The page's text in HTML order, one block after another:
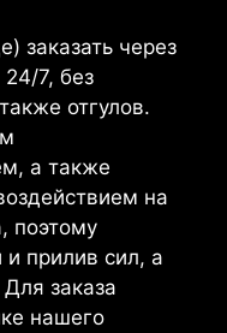
заказать через
7, без
отгулов.
а также
на
поэтому
прилив сил, а
заказа
нашего